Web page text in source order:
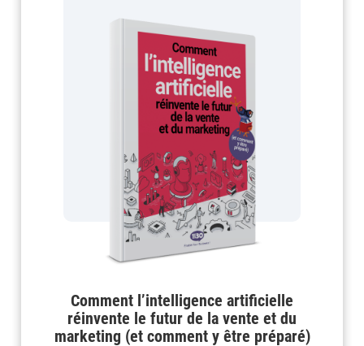
Comment l’intelligence artificielle
réinvente le futur de la vente et du
marketing (et comment y être préparé)